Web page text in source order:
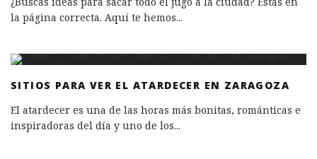
la página correcta. Aquí te hemos...
SITIOS PARA VER EL ATARDECER EN ZARAGOZA
El atardecer es una de las horas más bonitas, románticas e
inspiradoras del día y uno de los...